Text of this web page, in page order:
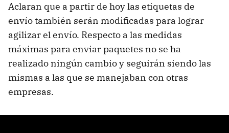
Aclaran que a partir de hoy las etiquetas de
envío también serán modificadas para lograr
agilizar el envío. Respecto a las medidas
máximas para enviar paquetes no se ha
realizado ningún cambio y seguirán siendo las
mismas a las que se manejaban con otras
empresas.